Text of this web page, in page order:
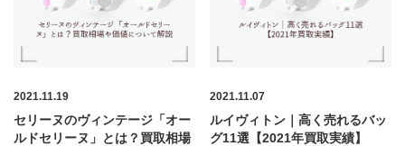
2021.11.19
セリーヌのヴィンテージ「オー
ルドセリーヌ」とは？買取相場
2021.11.07
ルイヴィトン｜高く売れるバッ
グ11選【2021年買取実績】